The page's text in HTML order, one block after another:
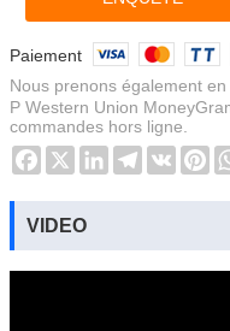
Paiement
Nous prenons également
P Western Union
commandes hors ligne.
Facebook
X LinkedInTelegram
VK
VIDEO